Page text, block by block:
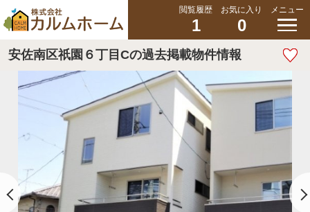
閲覧履歴
1
お気に入り
0
メニュー
安佐南区祇園６丁目Cの過去掲載物件情報